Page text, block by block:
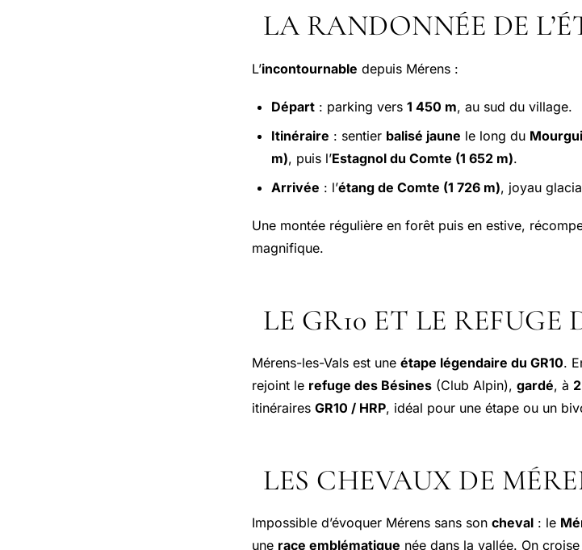
LA RANDONNÉE DE
L’incontournable depuis Mérens :
Départ : parking vers 1 450 m, au sud du village.
Itinéraire : sentier balisé jaune le long du
m), puis l’Estagnol du Comte (1 652 m).
Arrivée : l’étang de Comte (1 726 m), joyau
Une montée régulière en forêt puis en estive,
magnifique.
LE GR10 ET LE REFUGE
Mérens-les-Vals est une étape légendaire du GR10.
rejoint le refuge des Bésines (Club Alpin), gardé, à
itinéraires GR10 / HRP, idéal pour une étape ou un
LES CHEVAUX DE
Impossible d’évoquer Mérens sans son cheval : le
une race emblématique née dans la vallée. On